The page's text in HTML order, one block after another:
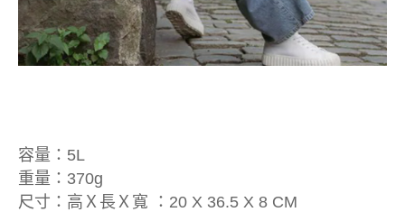
容量：5L
重量：370g
尺寸：高Ｘ長Ｘ寬 ：20 X 36.5 X 8 CM